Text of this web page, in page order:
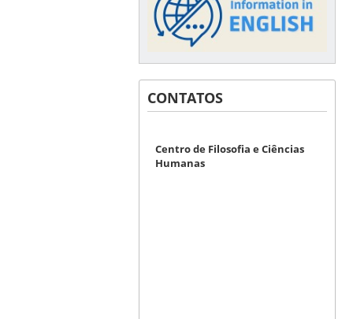
CONTATOS
Centro de Filosofia e Ciências
Humanas